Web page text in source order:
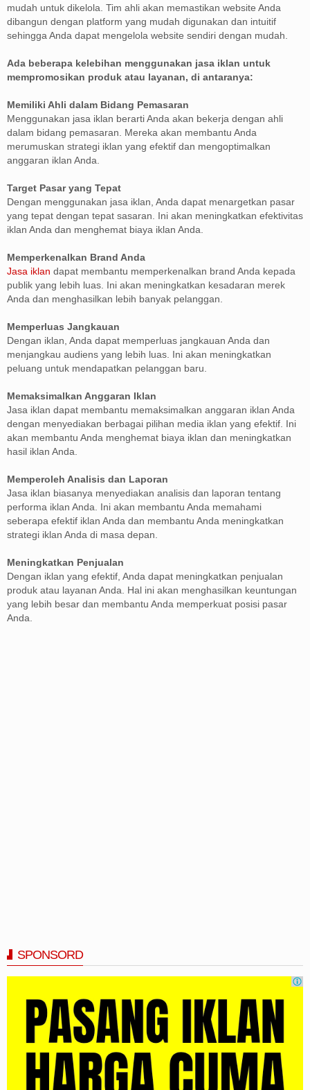
mudah untuk dikelola. Tim ahli akan memastikan website Anda
dibangun dengan platform yang mudah digunakan dan intuitif
sehingga Anda dapat mengelola website sendiri dengan mudah.
Ada beberapa kelebihan menggunakan jasa iklan untuk
mempromosikan produk atau layanan, di antaranya:
Memiliki Ahli dalam Bidang Pemasaran
Menggunakan jasa iklan berarti Anda akan bekerja dengan ahli
dalam bidang pemasaran. Mereka akan membantu Anda
merumuskan strategi iklan yang efektif dan mengoptimalkan
anggaran iklan Anda.
Target Pasar yang Tepat
Dengan menggunakan jasa iklan, Anda dapat menargetkan pasar
yang tepat dengan tepat sasaran. Ini akan meningkatkan efektivitas
iklan Anda dan menghemat biaya iklan Anda.
Memperkenalkan Brand Anda
Jasa iklan dapat membantu memperkenalkan brand Anda kepada
publik yang lebih luas. Ini akan meningkatkan kesadaran merek
Anda dan menghasilkan lebih banyak pelanggan.
Memperluas Jangkauan
Dengan iklan, Anda dapat memperluas jangkauan Anda dan
menjangkau audiens yang lebih luas. Ini akan meningkatkan
peluang untuk mendapatkan pelanggan baru.
Memaksimalkan Anggaran Iklan
Jasa iklan dapat membantu memaksimalkan anggaran iklan Anda
dengan menyediakan berbagai pilihan media iklan yang efektif. Ini
akan membantu Anda menghemat biaya iklan dan meningkatkan
hasil iklan Anda.
Memperoleh Analisis dan Laporan
Jasa iklan biasanya menyediakan analisis dan laporan tentang
performa iklan Anda. Ini akan membantu Anda memahami
seberapa efektif iklan Anda dan membantu Anda meningkatkan
strategi iklan Anda di masa depan.
Meningkatkan Penjualan
Dengan iklan yang efektif, Anda dapat meningkatkan penjualan
produk atau layanan Anda. Hal ini akan menghasilkan keuntungan
yang lebih besar dan membantu Anda memperkuat posisi pasar
Anda.
SPONSORD